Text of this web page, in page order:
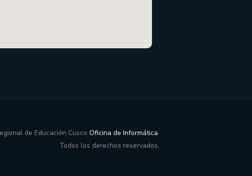
de Educación Cusco Oficina de Informática.
Todos los derechos reservados.